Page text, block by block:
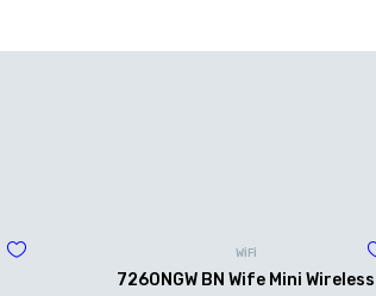
WİFİ
7260NGW BN Wife Mini Wireless